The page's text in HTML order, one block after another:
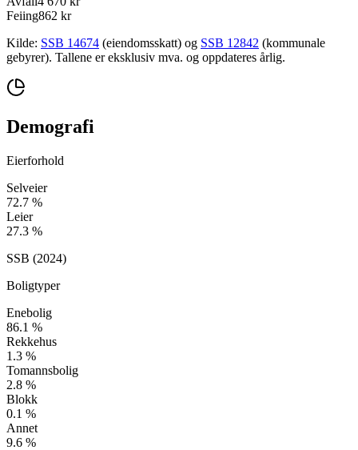
Feiing862 kr
Kilde: SSB 14674 (eiendomsskatt) og SSB 12842 (kommunale
gebyrer). Tallene er eksklusiv mva. og oppdateres årlig.
Demografi
Eierforhold
Selveier
72.7 %
Leier
27.3 %
SSB (2024)
Boligtyper
Enebolig
86.1 %
Rekkehus
1.3 %
Tomannsbolig
2.8 %
Blokk
0.1 %
Annet
9.6 %